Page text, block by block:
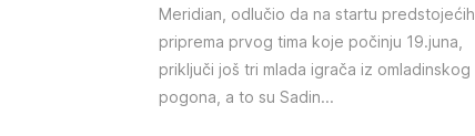
Meridian, odlučio da na startu predstojećih
priprema prvog tima koje počinju 19.juna,
priključi još tri mlada igrača iz omladinskog
pogona, a to su Sadin...